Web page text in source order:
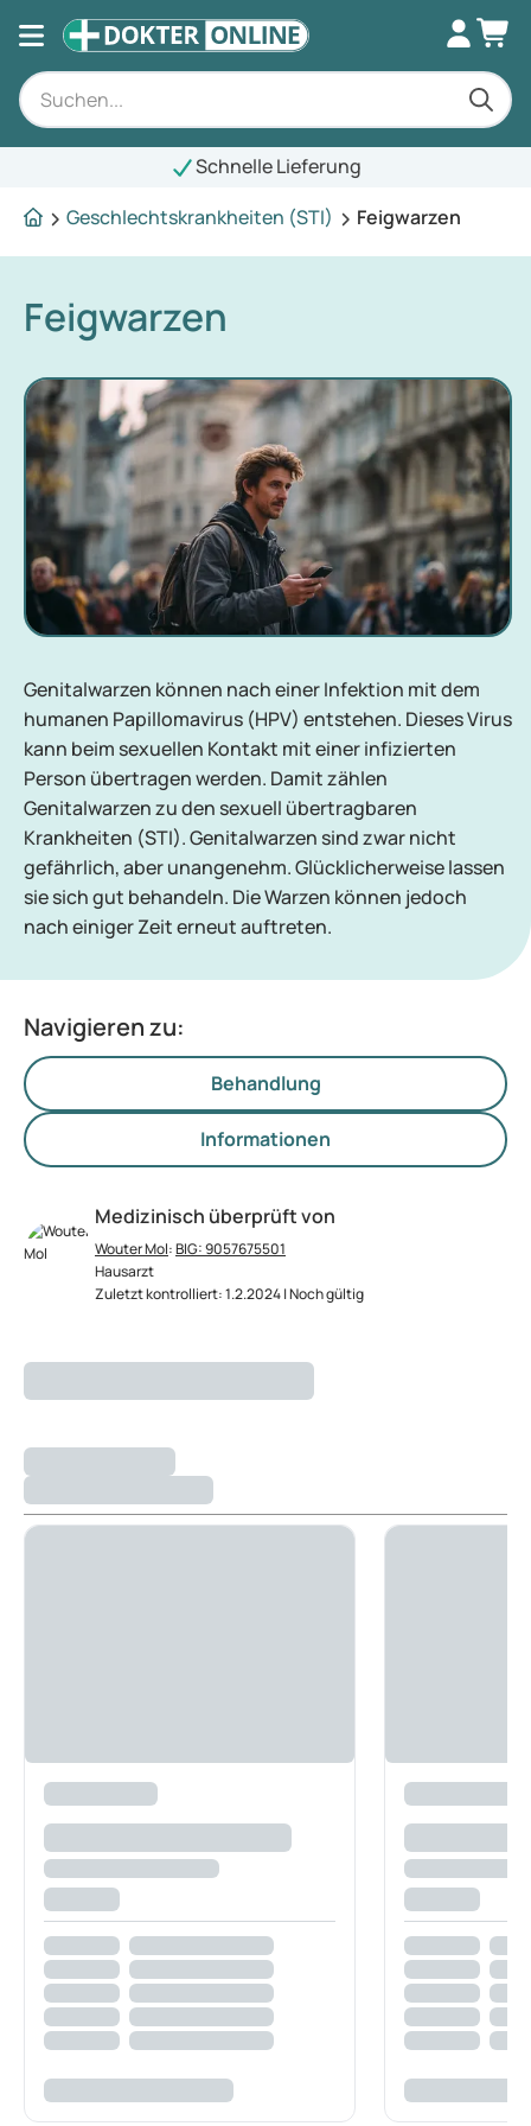
Schnelle Lieferung
Geschlechtskrankheiten (STI)
Feigwarzen
Feigwarzen
Genitalwarzen können nach einer Infektion mit dem
humanen Papillomavirus (HPV) entstehen. Dieses Virus
kann beim sexuellen Kontakt mit einer infizierten
Person übertragen werden. Damit zählen
Genitalwarzen zu den sexuell übertragbaren
Krankheiten (STI). Genitalwarzen sind zwar nicht
gefährlich, aber unangenehm. Glücklicherweise lassen
sie sich gut behandeln. Die Warzen können jedoch
nach einiger Zeit erneut auftreten.
Navigieren zu:
Behandlung
Informationen
Medizinisch überprüft von
Wouter Mol:BIG: 9057675501
Hausarzt
Zuletzt kontrolliert: 1.2.2024 | Noch gültig